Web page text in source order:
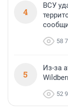
4
ВСУ
58
5
Из-за
52